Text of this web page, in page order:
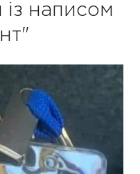
написом